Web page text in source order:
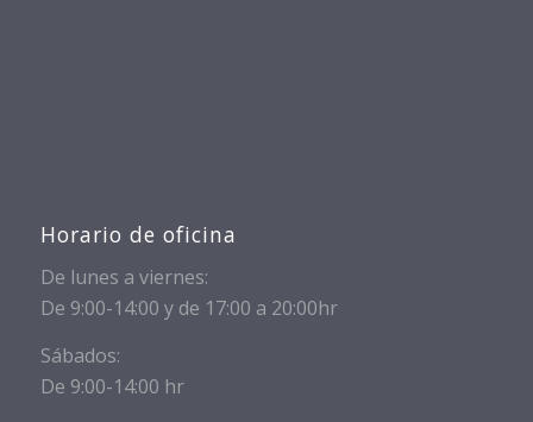
Horario de oficina
De lunes a viernes:
De 9:00-14:00 y de 17:00 a 20:00hr
Sábados:
De 9:00-14:00 hr